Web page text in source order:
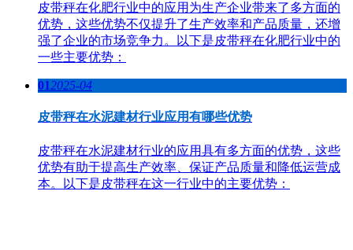
皮带秤在化肥行业中的应用为生产企业带来了多方面的
优势，这些优势不仅提升了生产效率和产品质量，还增
强了企业的市场竞争力。以下是皮带秤在化肥行业中的
一些主要优势：
012025-04
皮带秤在水泥建材行业应用有哪些优势
皮带秤在水泥建材行业的应用具有多方面的优势，这些
优势有助于提高生产效率、保证产品质量和降低运营成
本。以下是皮带秤在这一行业中的主要优势：